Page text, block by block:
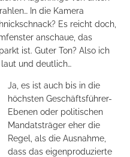
In die Kamera
Es reicht doch,
anschaue, das
ist. Guter Ton? Also ich
und deutlich…
Ja, es ist auch bis in die
höchsten Geschäftsführer-
Ebenen oder politischen
Mandatsträger eher die
Regel, als die Ausnahme,
dass das eigenproduzierte